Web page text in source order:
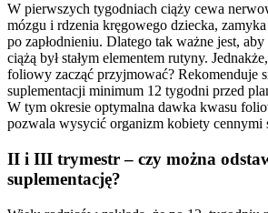
W pierwszych tygodniach ciąży cewa
mózgu i rdzenia kręgowego dziecka,
po zapłodnieniu. Dlatego tak ważne jest,
ciążą był stałym elementem rutyny.
foliowy zacząć przyjmować? Rekomenduje
suplementacji minimum 12 tygodni przed
W tym okresie optymalna dawka kwasu
pozwala wysycić organizm kobiety cennymi
II i III trymestr – czy można
suplementację?